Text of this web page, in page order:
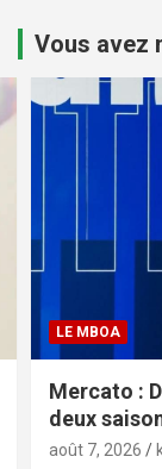
Vous avez
LE MBOA
Mercato :
deux
août 7, 2026